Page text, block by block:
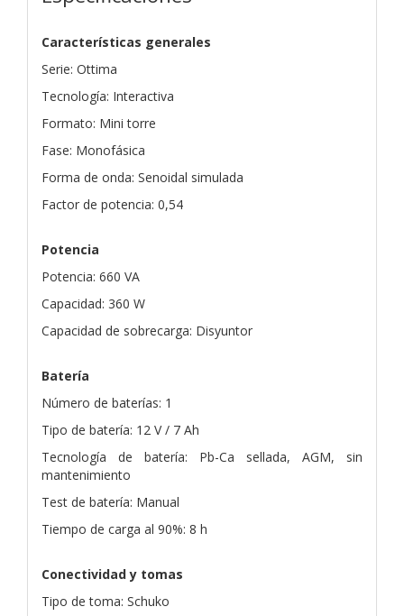
Características generales
Serie: Ottima
Tecnología: Interactiva
Formato: Mini torre
Fase: Monofásica
Forma de onda: Senoidal simulada
Factor de potencia: 0,54
Potencia
Potencia: 660 VA
Capacidad: 360 W
Capacidad de sobrecarga: Disyuntor
Batería
Número de baterías: 1
Tipo de batería: 12 V / 7 Ah
Tecnología de batería: Pb-Ca sellada, AGM, sin
mantenimiento
Test de batería: Manual
Tiempo de carga al 90%: 8 h
Conectividad y tomas
Tipo de toma: Schuko